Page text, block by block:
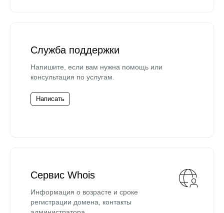
Служба поддержки
Напишите, если вам нужна помощь или
консультация по услугам.
Написать
Сервис Whois
Информация о возрасте и сроке
регистрации домена, контакты